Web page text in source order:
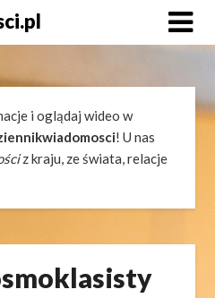
i oglądaj wideo w
! U nas
z kraju, ze świata, relacje